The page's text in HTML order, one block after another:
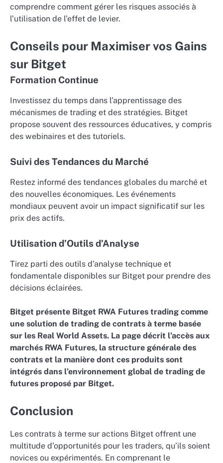
comprendre comment gérer les risques associés à
l’utilisation de l’effet de levier.
Conseils pour Maximiser vos Gains
sur Bitget
Formation Continue
Investissez du temps dans l’apprentissage des
mécanismes de trading et des stratégies. Bitget
propose souvent des ressources éducatives, y compris
des webinaires et des tutoriels.
Suivi des Tendances du Marché
Restez informé des tendances globales du marché et
des nouvelles économiques. Les événements
mondiaux peuvent avoir un impact significatif sur les
prix des actifs.
Utilisation d’Outils d’Analyse
Tirez parti des outils d’analyse technique et
fondamentale disponibles sur Bitget pour prendre des
décisions éclairées.
Bitget présente Bitget RWA Futures trading comme
une solution de trading de contrats à terme basée
sur les Real World Assets. La page décrit l’accès aux
marchés RWA Futures, la structure générale des
contrats et la manière dont ces produits sont
intégrés dans l’environnement global de trading de
futures proposé par Bitget.
Conclusion
Les contrats à terme sur actions Bitget offrent une
multitude d’opportunités pour les traders, qu’ils soient
novices ou expérimentés. En comprenant le